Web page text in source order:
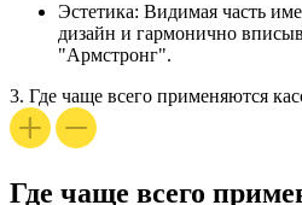
Эстетика: Видимая часть
дизайн и гармонично
"Армстронг".
3. Где чаще всего применяются
Где чаще всего